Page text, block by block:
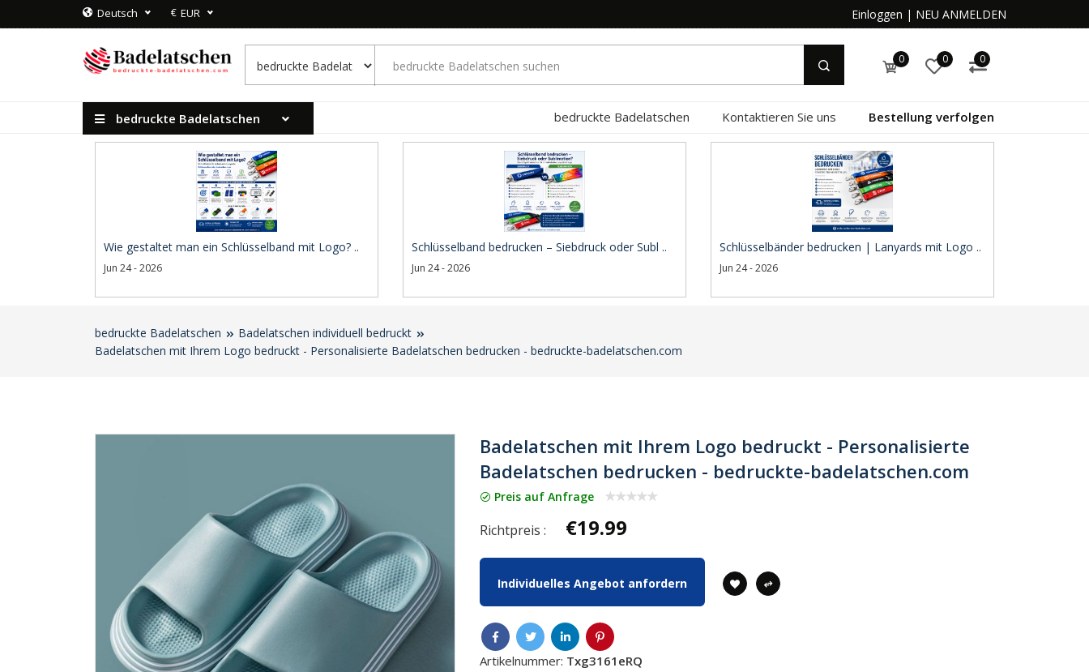
Deutsch € EUR Einloggen | NEU ANMELDEN
0 0 0
bedruckte Badelatschen bedruckte Badelatschen Kontaktieren Sie uns Bestellung verfolgen
Wie gestaltet man ein Schlüsselband mit Logo? ..
Jun 24 - 2026
Schlüsselband bedrucken – Siebdruck oder Subl ..
Jun 24 - 2026
Schlüsselbänder bedrucken | Lanyards mit Logo ..
Jun 24 - 2026
bedruckte Badelatschen
Badelatschen individuell bedruckt
Badelatschen mit Ihrem Logo bedruckt - Personalisierte Badelatschen bedrucken - bedruckte-badelatschen.com
Badelatschen mit Ihrem Logo bedruckt - Personalisierte
Badelatschen bedrucken - bedruckte-badelatschen.com
Preis auf Anfrage
Richtpreis : €19.99
Individuelles Angebot anfordern
Artikelnummer: Txg3161eRQ